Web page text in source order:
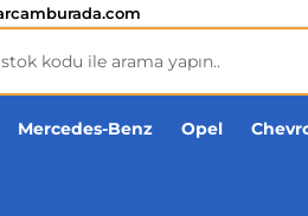
ücretsiz!
Mercedes-Benz Opel